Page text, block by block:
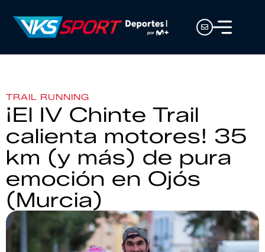
TRAIL RUNNING
¡El IV Chinte Trail
calienta motores! 35
km (y más) de pura
emoción en Ojós
(Murcia)